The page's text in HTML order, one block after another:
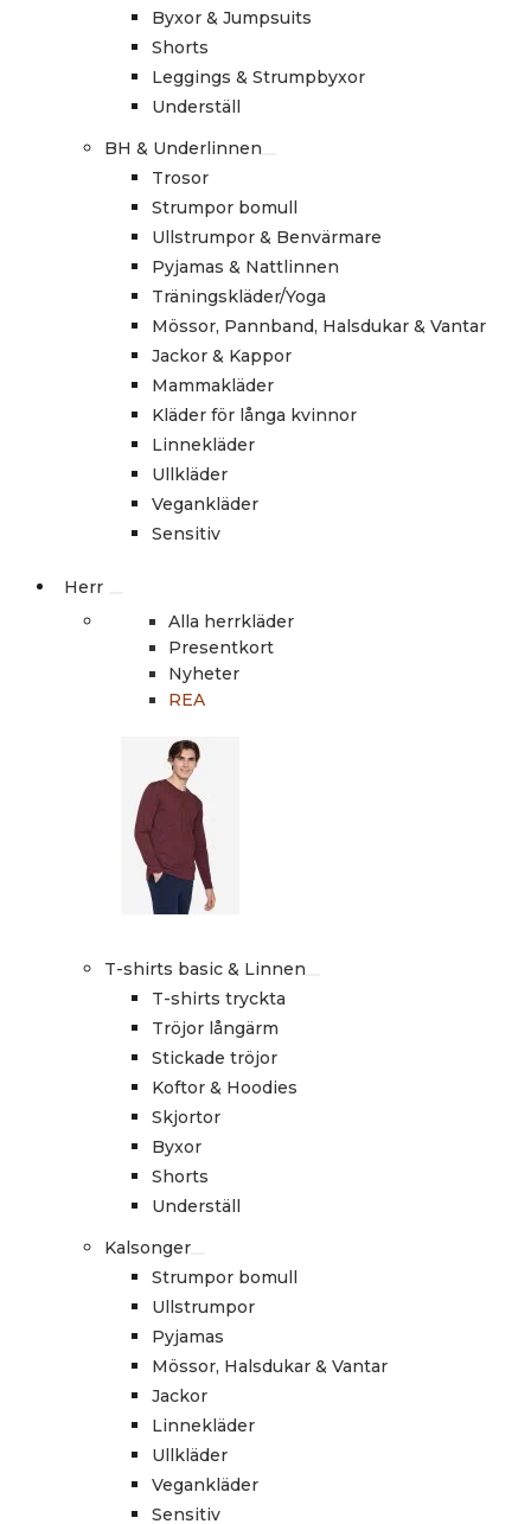
Byxor & Jumpsuits
Shorts
Leggings & Strumpbyxor
Underställ
BH & Underlinnen
Trosor
Strumpor bomull
Ullstrumpor & Benvärmare
Pyjamas & Nattlinnen
Träningskläder/Yoga
Mössor, Pannband, Halsdukar & Vantar
Jackor & Kappor
Mammakläder
Kläder för långa kvinnor
Linnekläder
Ullkläder
Vegankläder
Sensitiv
Herr
Alla herrkläder
Presentkort
Nyheter
REA
T-shirts basic & Linnen
T-shirts tryckta
Tröjor långärm
Stickade tröjor
Koftor & Hoodies
Skjortor
Byxor
Shorts
Underställ
Kalsonger
Strumpor bomull
Ullstrumpor
Pyjamas
Mössor, Halsdukar & Vantar
Jackor
Linnekläder
Ullkläder
Vegankläder
Sensitiv